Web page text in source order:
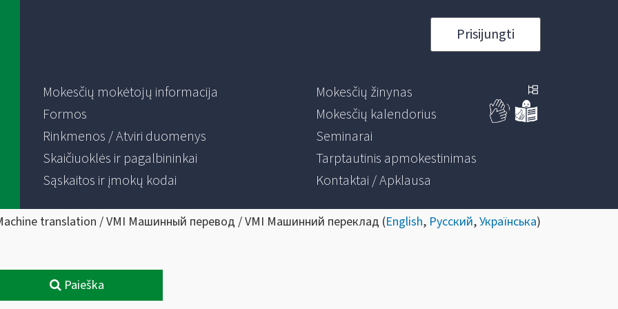
Prisijungti
Mokesčių mokėtojų informacija
Formos
Rinkmenos / Atviri duomenys
Skaičiuoklės ir pagalbininkai
Sąskaitos ir įmokų kodai
Mokesčių žinynas
Mokesčių kalendorius
Seminarai
Tarptautinis apmokestinimas
Kontaktai / Apklausa
translation / VMI Машинный перевод / VMI Машинний переклад (English, Русский,Українська)
Paieška